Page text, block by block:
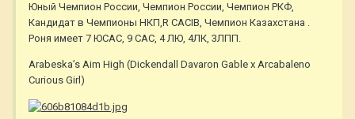
Юный Чемпион России, Чемпион России, Чемпион РКФ,
Кандидат в Чемпионы НКП,R CACIB, Чемпион Казахстана .
Роня имеет 7 ЮСАС, 9 САС, 4 ЛЮ, 4ЛК, 3ЛПП.
Arabeska’s Aim High (Dickendall Davaron Gable x Arcabaleno
Curious Girl)